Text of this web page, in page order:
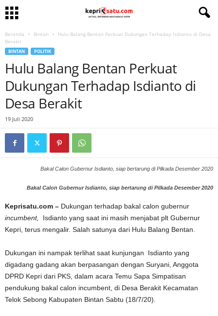
Beranda Bintan
Hulu Balang Bentan Perkuat Dukungan Terhadap Isdianto di Desa
Berakit
BINTAN POLITIK
Hulu Balang Bentan Perkuat
Dukungan Terhadap Isdianto di
Desa Berakit
19 Juli 2020
Bakal Calon Gubernur Isdianto, siap bertarung di Pilkada Desember 2020
Bakal Calon Gubernur Isdianto, siap bertarung di Pilkada Desember 2020
Keprisatu.com – Dukungan terhadap bakal calon gubernur
incumbent,
Isdianto yang saat ini masih menjabat plt Gubernur
Kepri, terus mengalir. Salah satunya dari Hulu Balang Bentan.
Dukungan ini nampak terlihat saat kunjungan Isdianto yang
digadang gadang akan berpasangan dengan Suryani, Anggota
DPRD Kepri dari PKS, dalam acara Temu Sapa Simpatisan
pendukung bakal calon incumbent, di Desa Berakit Kecamatan
Telok Sebong Kabupaten Bintan Sabtu (18/7/20).